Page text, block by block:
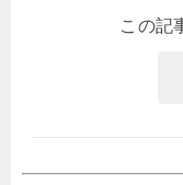
この記